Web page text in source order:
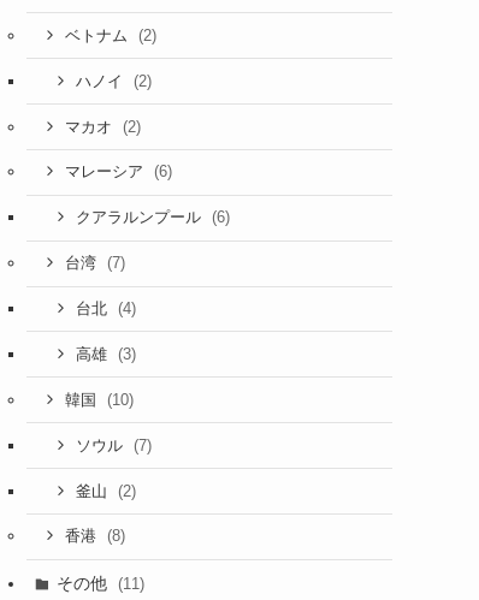
ベトナム (2)
ハノイ (2)
マカオ (2)
マレーシア (6)
クアラルンプール (6)
台湾 (7)
台北 (4)
高雄 (3)
韓国 (10)
ソウル (7)
釜山 (2)
香港 (8)
その他 (11)